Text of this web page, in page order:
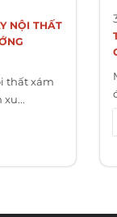
NỘI THẤT
thất xám